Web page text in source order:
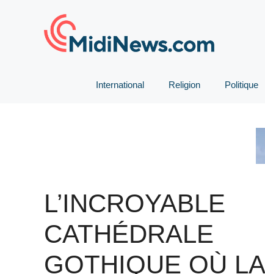
International Religion Politique
L’INCROYABLE
CATHÉDRALE
GOTHIQUE OÙ LA